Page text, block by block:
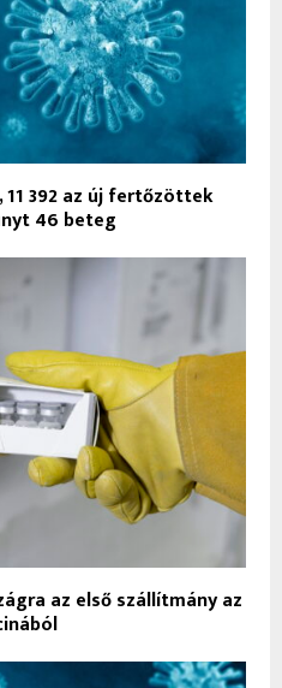
392 az új fertőzöttek
46 beteg
az első szállítmány az